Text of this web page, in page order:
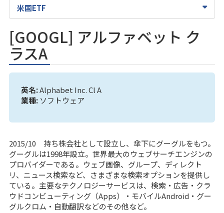
米国ETF
[GOOGL] アルファベット ク
ラスA
英名:Alphabet Inc. Cl A
業種:ソフトウェア
2015/10 持ち株会社として設立し、傘下にグーグルをもつ。
グーグルは1998年設立。世界最大のウェブサーチエンジンの
プロバイダーである。ウェブ画像、グループ、ディレクト
リ、ニュース検索など、さまざまな検索オプションを提供し
ている。主要なテクノロジーサービスは、検索・広告・クラ
ウドコンビューティング（Apps）・モバイルAndroid・グー
グルクロム・自動翻訳などのその他など。